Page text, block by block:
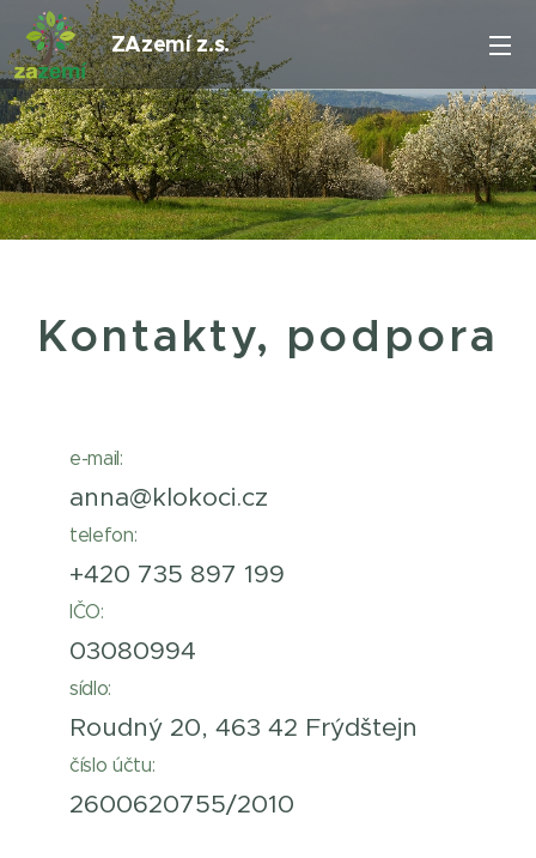
ZAzemí z.s.
Kontakty, podpora
e-mail:
anna@klokoci.cz
telefon:
+420 735 897 199
IČO:
03080994
sídlo:
Roudný 20, 463 42 Frýdštejn
číslo účtu:
2600620755/2010